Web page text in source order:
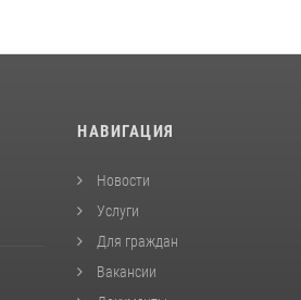
НАВИГАЦИЯ
Новости
Услуги
Для граждан
Вакансии